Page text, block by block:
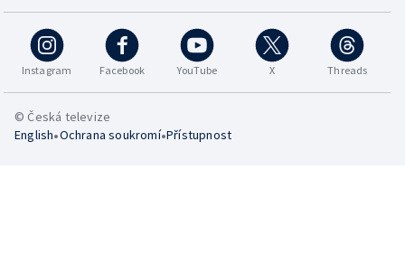
Instagram Facebook YouTube X Threads
© Česká televize
English•Ochrana soukromí•Přístupnost